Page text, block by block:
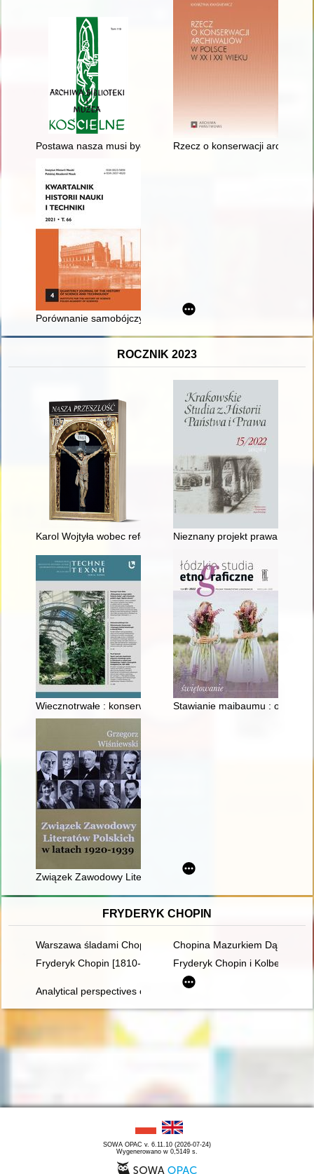
Postawa nasza musi być jasna i czytelna dla narodu" :
Rzecz o konserwacji
Porównanie samobójczych zatruć substancjami chemicznymi
ROCZNIK 2023
Karol Wojtyła wobec reformy liturgicznej w archidiecezji
Nieznany projekt prawa
Wiecznotrwałe : konserwacja i ekspozycja kolekcji
Stawianie maibaumu : o
Związek Zawodowy Literatów Polskich w latach 1920-1939
FRYDERYK CHOPIN
Warszawa śladami Chopina. Spacerownik
Chopina Mazurkiem
Fryderyk Chopin [1810-1849]. Ród i nazwisko jakiego nie
Fryderyk Chopin i
Analytical perspectives on the music of Chopin
SOWA OPAC v. 6.11.10 (2026-07-24)
Wygenerowano w 0,5149 s.